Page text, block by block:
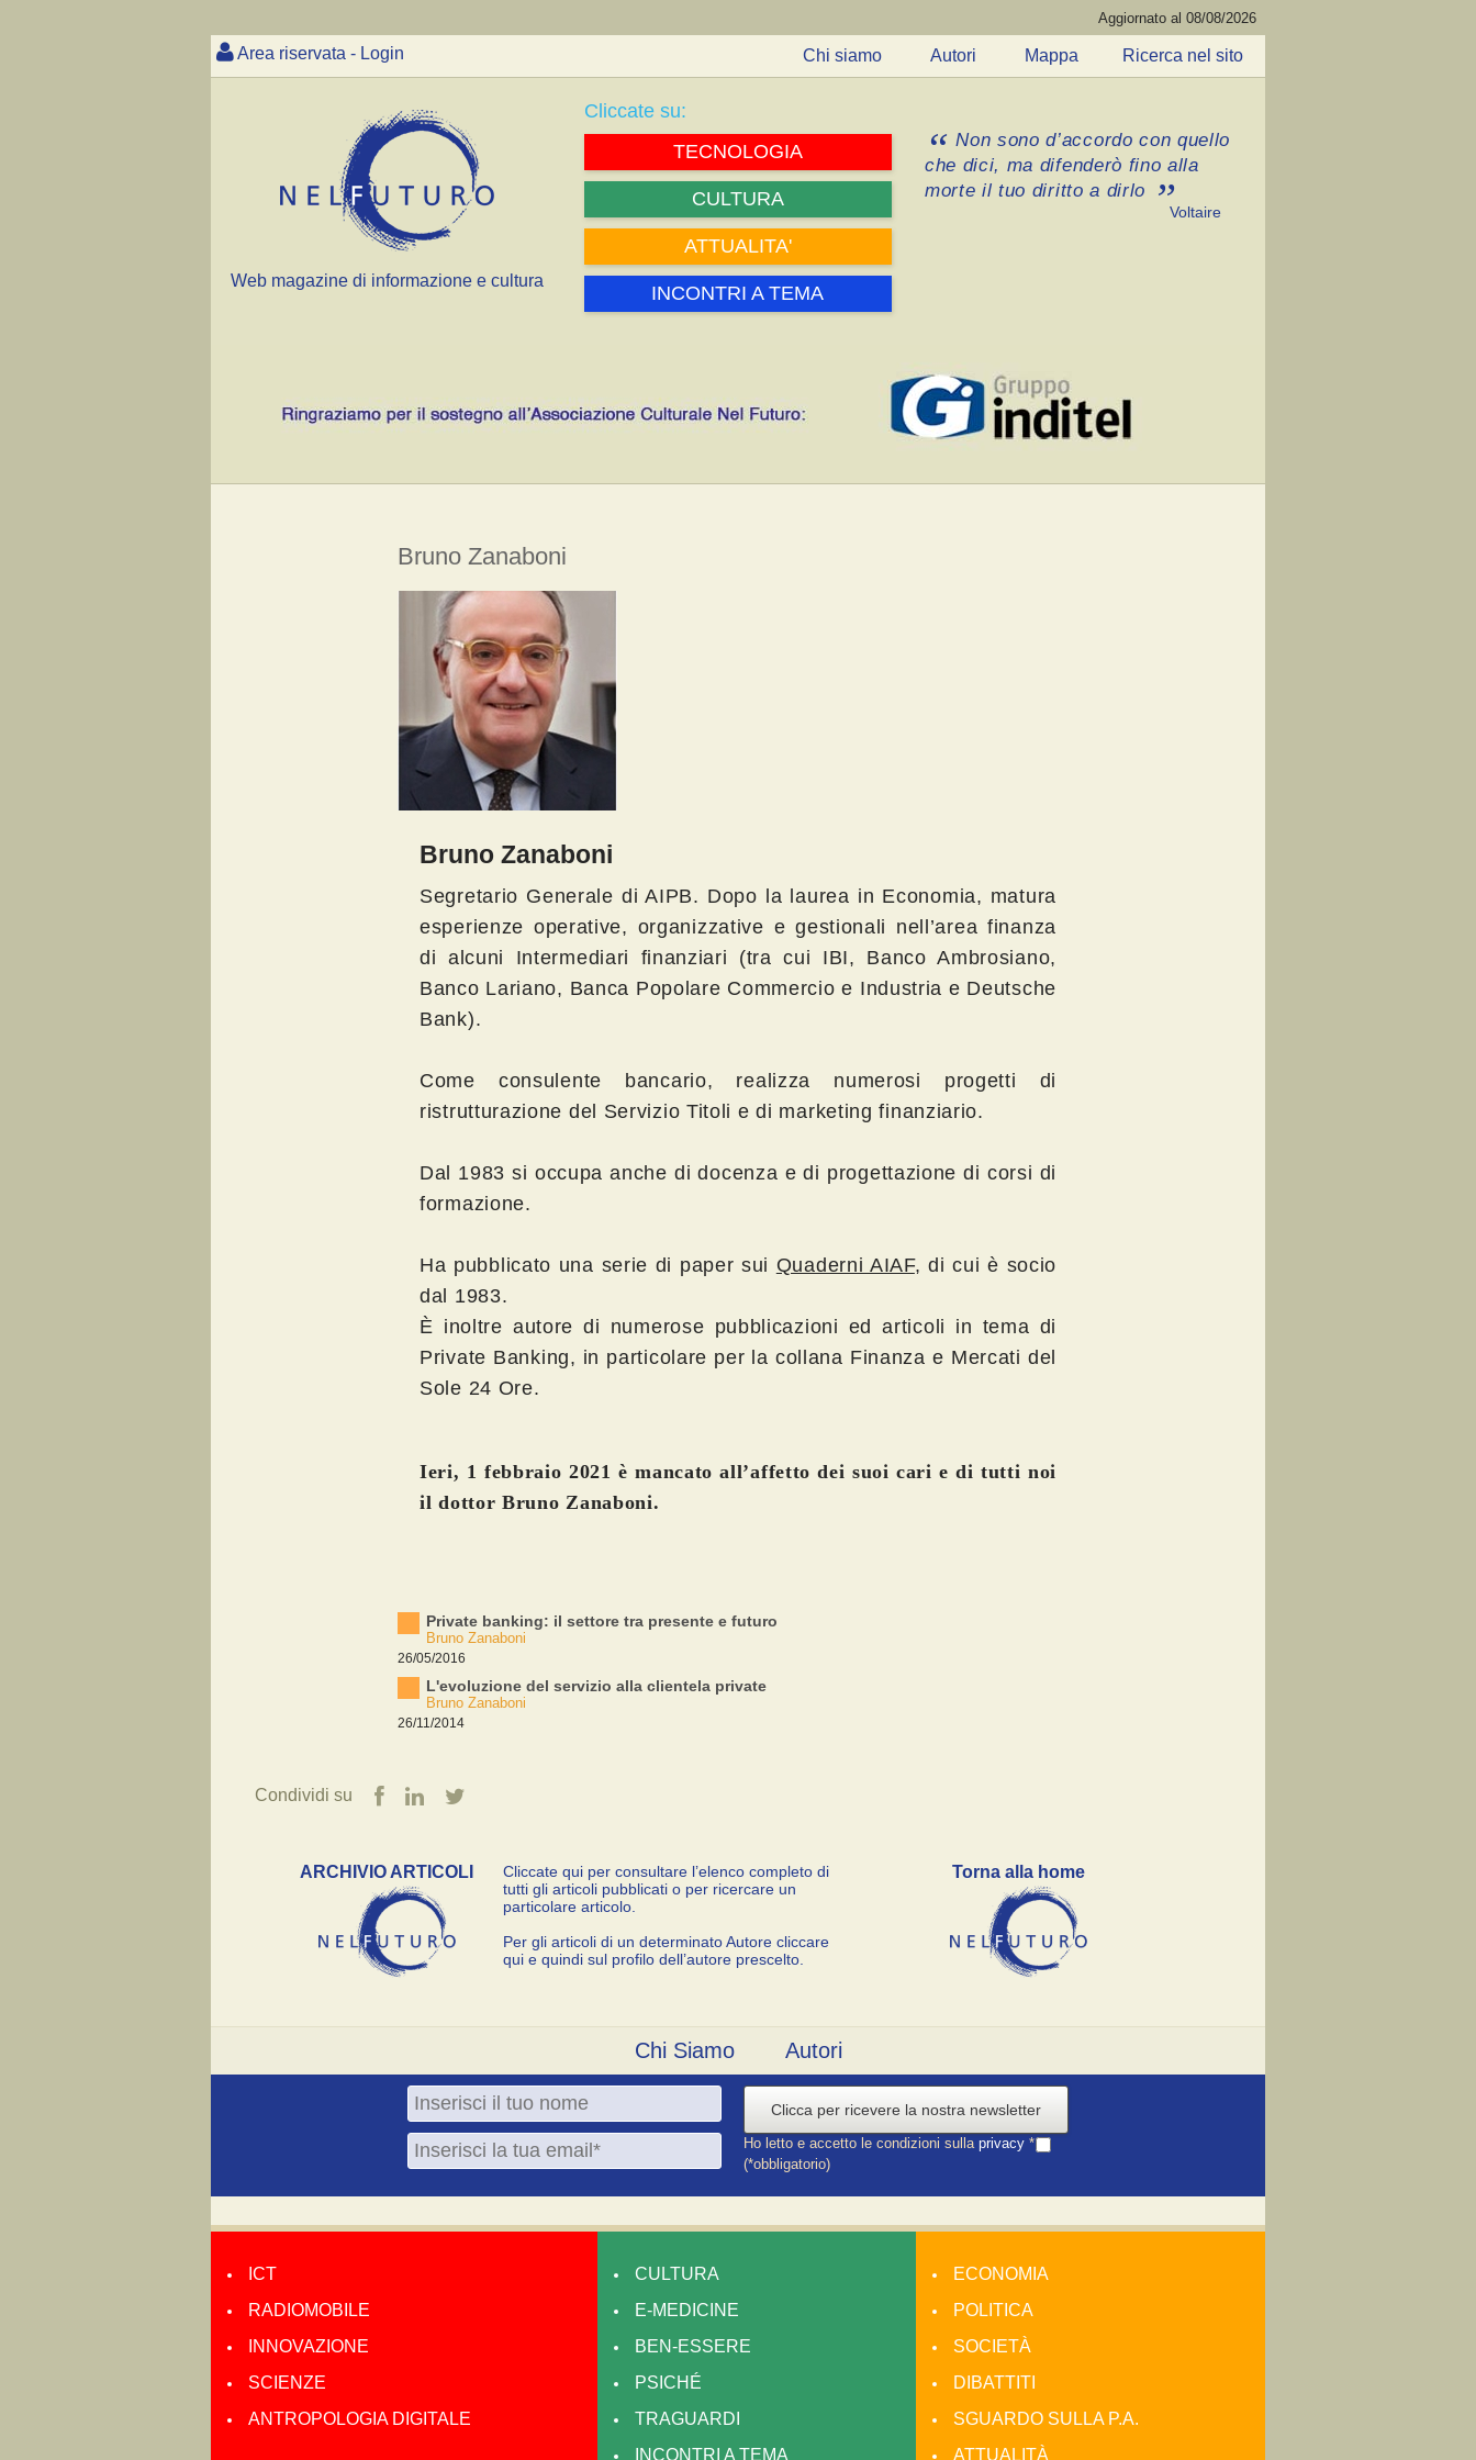
Aggiornato al 08/08/2026
Area riservata - Login Chi siamo Autori Mappa Ricerca nel sito
Web magazine di informazione e cultura
Cliccate su:
TECNOLOGIA
CULTURA
ATTUALITA'
INCONTRI A TEMA
Non sono d’accordo con quello
che dici, ma difenderò fino alla
morte il tuo diritto a dirlo
Voltaire
Bruno Zanaboni
Bruno Zanaboni
Segretario Generale di AIPB. Dopo la laurea in Economia, matura
esperienze operative, organizzative e gestionali nell’area finanza
di alcuni Intermediari finanziari (tra cui IBI, Banco Ambrosiano,
Banco Lariano, Banca Popolare Commercio e Industria e Deutsche
Bank).
Come consulente bancario, realizza numerosi progetti di
ristrutturazione del Servizio Titoli e di marketing finanziario.
Dal 1983 si occupa anche di docenza e di progettazione di corsi di
formazione.
Ha pubblicato una serie di paper sui Quaderni AIAF, di cui è socio
dal 1983.
È inoltre autore di numerose pubblicazioni ed articoli in tema di
Private Banking, in particolare per la collana Finanza e Mercati del
Sole 24 Ore.
Ieri, 1 febbraio 2021 è mancato all’affetto dei suoi cari e di tutti noi
il dottor Bruno Zanaboni.
Private banking: il settore tra presente e futuro
Bruno Zanaboni
26/05/2016
L'evoluzione del servizio alla clientela private
Bruno Zanaboni
26/11/2014
Condividi su
ARCHIVIO ARTICOLI
Cliccate qui per consultare l’elenco completo di
tutti gli articoli pubblicati o per ricercare un
particolare articolo.
Per gli articoli di un determinato Autore cliccare
qui e quindi sul profilo dell’autore prescelto.
Torna alla home
Chi Siamo Autori
Clicca per ricevere la nostra newsletter
Ho letto e accetto le condizioni sulla privacy *
(*obbligatorio)
ICT
RADIOMOBILE
INNOVAZIONE
SCIENZE
ANTROPOLOGIA DIGITALE
CULTURA
E-MEDICINE
BEN-ESSERE
PSICHÉ
TRAGUARDI
INCONTRI A TEMA
ECONOMIA
POLITICA
SOCIETÀ
DIBATTITI
SGUARDO SULLA P.A.
ATTUALITÀ